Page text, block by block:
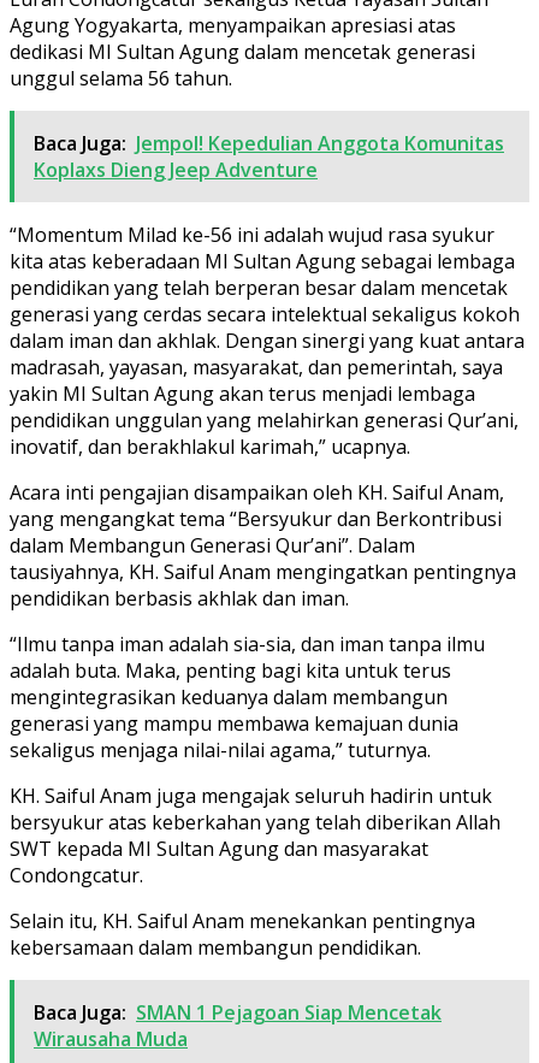
Agung Yogyakarta, menyampaikan apresiasi atas
dedikasi MI Sultan Agung dalam mencetak generasi
unggul selama 56 tahun.
Baca Juga: Jempol! Kepedulian Anggota Komunitas
Koplaxs Dieng Jeep Adventure
“Momentum Milad ke-56 ini adalah wujud rasa syukur
kita atas keberadaan MI Sultan Agung sebagai lembaga
pendidikan yang telah berperan besar dalam mencetak
generasi yang cerdas secara intelektual sekaligus kokoh
dalam iman dan akhlak. Dengan sinergi yang kuat antara
madrasah, yayasan, masyarakat, dan pemerintah, saya
yakin MI Sultan Agung akan terus menjadi lembaga
pendidikan unggulan yang melahirkan generasi Qur’ani,
inovatif, dan berakhlakul karimah,” ucapnya.
Acara inti pengajian disampaikan oleh KH. Saiful Anam,
yang mengangkat tema “Bersyukur dan Berkontribusi
dalam Membangun Generasi Qur’ani”. Dalam
tausiyahnya, KH. Saiful Anam mengingatkan pentingnya
pendidikan berbasis akhlak dan iman.
“Ilmu tanpa iman adalah sia-sia, dan iman tanpa ilmu
adalah buta. Maka, penting bagi kita untuk terus
mengintegrasikan keduanya dalam membangun
generasi yang mampu membawa kemajuan dunia
sekaligus menjaga nilai-nilai agama,” tuturnya.
KH. Saiful Anam juga mengajak seluruh hadirin untuk
bersyukur atas keberkahan yang telah diberikan Allah
SWT kepada MI Sultan Agung dan masyarakat
Condongcatur.
Selain itu, KH. Saiful Anam menekankan pentingnya
kebersamaan dalam membangun pendidikan.
Baca Juga: SMAN 1 Pejagoan Siap Mencetak
Wirausaha Muda